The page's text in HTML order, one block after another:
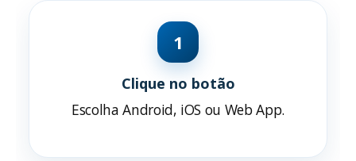
1
Clique no botão
Escolha Android, iOS ou Web App.